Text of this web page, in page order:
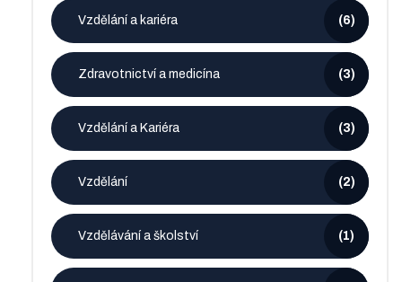
Vzdělání a kariéra (6)
Zdravotnictví a medicína (3)
Vzdělání a Kariéra (3)
Vzdělání (2)
Vzdělávání a školství (1)